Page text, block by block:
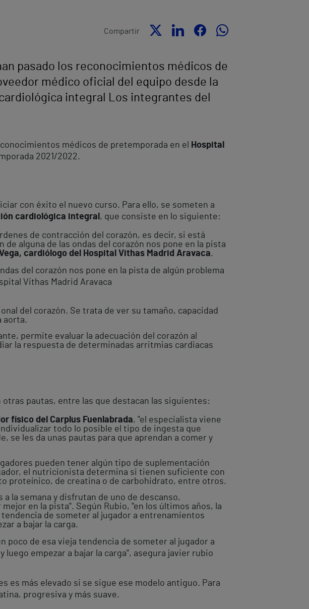
Compartir
pasado los reconocimientos médicos de
médico oficial del equipo desde la
integral Los integrantes del
médicos de pretemporada en el
Hospital
2021/2022.
con éxito el nuevo curso. Para ello, se someten a
cardiológica integral , que consiste en lo siguiente:
de contracción del corazón, es decir, si está
alguna de las ondas del corazón nos pone en la pista
cardiólogo del Hospital Vithas Madrid Aravaca.
del corazón nos pone en la pista de algún problema
Vithas Madrid Aravaca
del corazón. Se trata de ver su tamaño, capacidad
aorta.
permite evaluar la adecuación del corazón al
la respuesta de determinadas arritmias cardiacas
pautas, entre las que destacan las siguientes:
físico del Carplus Fuenlabrada, "el especialista viene
todo lo posible el tipo de ingesta que
les da unas pautas para que aprendan a comer y
pueden tener algún tipo de suplementación
el nutricionista determina si tienen suficiente con
proteínico, de creatina o de carbohidrato, entre otros.
la semana y disfrutan de uno de descanso,
en la pista". Según Rubio, "en los últimos años, la
de someter al jugador a entrenamientos
a bajar la carga.
poco de esa vieja tendencia de someter al jugador a
empezar a bajar la carga", asegura javier rubio
es más elevado si se sigue ese modelo antiguo. Para
progresiva y más suave.